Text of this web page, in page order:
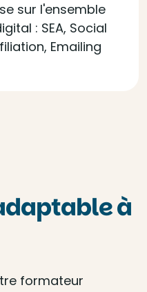
sur l'ensemble
: SEA, Social
Emailing
à
formateur